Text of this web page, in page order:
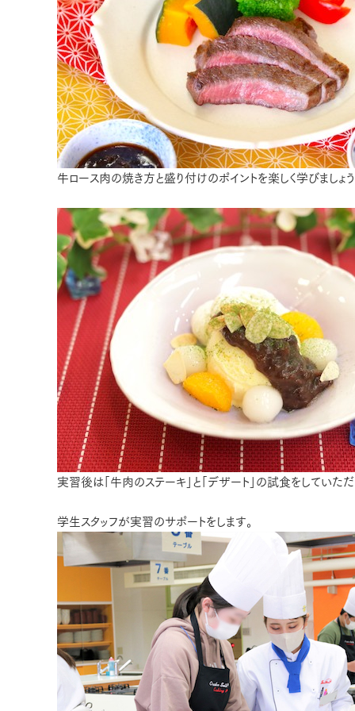
牛ロース肉の焼き方と盛り付けのポイントを楽しく学びましょう
実習後は「牛肉のステーキ」と「デザート」の試食をしていただ
学生スタッフが実習のサポートをします。